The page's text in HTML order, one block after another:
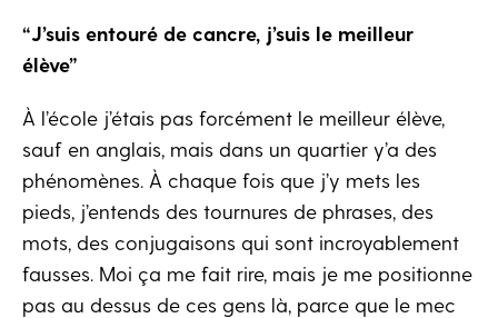
“J’suis entouré de cancre, j’suis le meilleur
élève”
À l’école j’étais pas forcément le meilleur élève,
sauf en anglais, mais dans un quartier y’a des
phénomènes. À chaque fois que j’y mets les
pieds, j’entends des tournures de phrases, des
mots, des conjugaisons qui sont incroyablement
fausses. Moi ça me fait rire, mais je me positionne
pas au dessus de ces gens là, parce que le mec